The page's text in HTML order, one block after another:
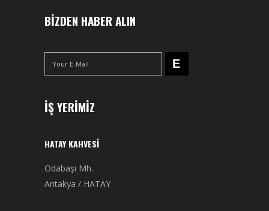
BIZDEN HABER ALIN
İŞ YERIMIZ
HATAY KAHVESI
Odabaşı Mh.
Antakya / HATAY